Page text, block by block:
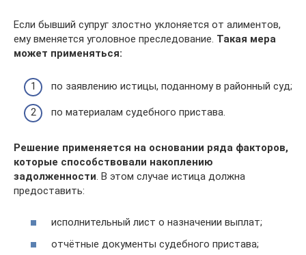
Если бывший супруг злостно уклоняется от алиментов,
ему вменяется уголовное преследование. Такая мера
может применяться:
по заявлению истицы, поданному в районный суд;
по материалам судебного пристава.
Решение применяется на основании ряда факторов,
которые способствовали накоплению
задолженности. В этом случае истица должна
предоставить:
исполнительный лист о назначении выплат;
отчётные документы судебного пристава;